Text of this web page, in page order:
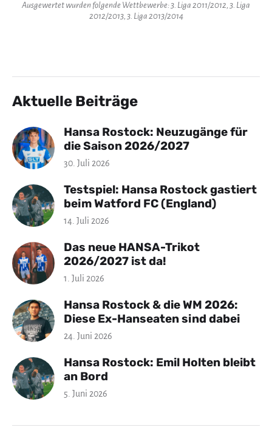
Ausgewertet wurden folgende Wettbewerbe: 3. Liga 2011/2012, 3. Liga
2012/2013, 3. Liga 2013/2014
Aktuelle Beiträge
Hansa Rostock: Neuzugänge für
die Saison 2026/2027
30. Juli 2026
Testspiel: Hansa Rostock gastiert
beim Watford FC (England)
14. Juli 2026
Das neue HANSA-Trikot
2026/2027 ist da!
1. Juli 2026
Hansa Rostock & die WM 2026:
Diese Ex-Hanseaten sind dabei
24. Juni 2026
Hansa Rostock: Emil Holten bleibt
an Bord
5. Juni 2026